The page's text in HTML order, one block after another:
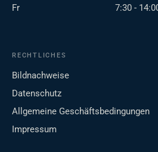
Fr
7:30 -
RECHTLICHES
Bildnachweise
Datenschutz
Allgemeine Geschäftsbedingungen
Impressum